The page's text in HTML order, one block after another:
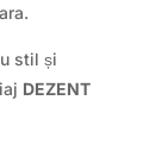
stil și
DEZENT